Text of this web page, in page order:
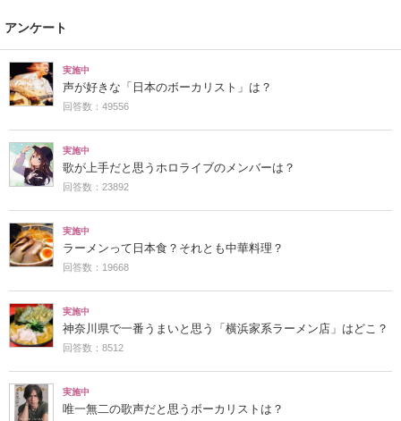
アンケート
実施中
声が好きな「日本のボーカリスト」は？
回答数：49556
実施中
歌が上手だと思うホロライブのメンバーは？
回答数：23892
実施中
ラーメンって日本食？それとも中華料理？
回答数：19668
実施中
神奈川県で一番うまいと思う「横浜家系ラーメン店」はどこ？
回答数：8512
実施中
唯一無二の歌声だと思うボーカリストは？